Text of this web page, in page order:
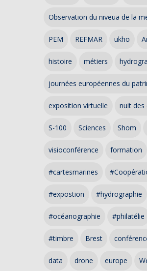
Observation du niveua de la
PEM REFMAR ukho
histoire métiers
journées européennes du
exposition virtuelle nuit des
S-100 Sciences Shom
visioconférence formation
#cartesmarines
#expostion #hydrographie
#océanographie #philatélie
#timbre Brest
data drone europe